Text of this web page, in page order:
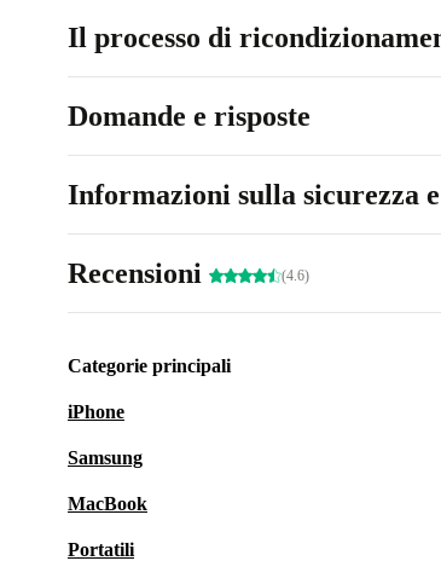
Il processo di
Domande e risposte
Informazioni sulla sicurezza
Recensioni (4.6)
Categorie principali
iPhone
Samsung
MacBook
Portatili